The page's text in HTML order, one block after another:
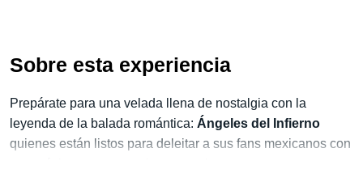
Sobre esta experiencia
Prepárate para una velada llena de nostalgia con la
leyenda de la balada romántica: Ángeles del Infierno
quienes están listos para deleitar a sus fans mexicanos con